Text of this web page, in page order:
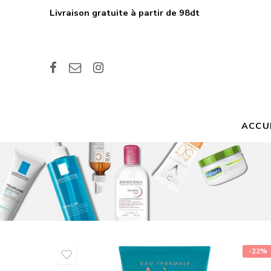
Livraison gratuite à partir de 98dt
-22%